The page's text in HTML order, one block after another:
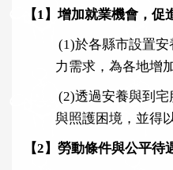
【1】增加就業機會，
(1)於各縣市設置安
力需求，為各地增
(2)透過安養與到
與照護困境，並得
【2】勞動條件與公平待